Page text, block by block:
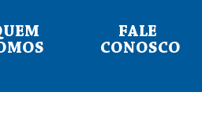
FALE
CONOSCO